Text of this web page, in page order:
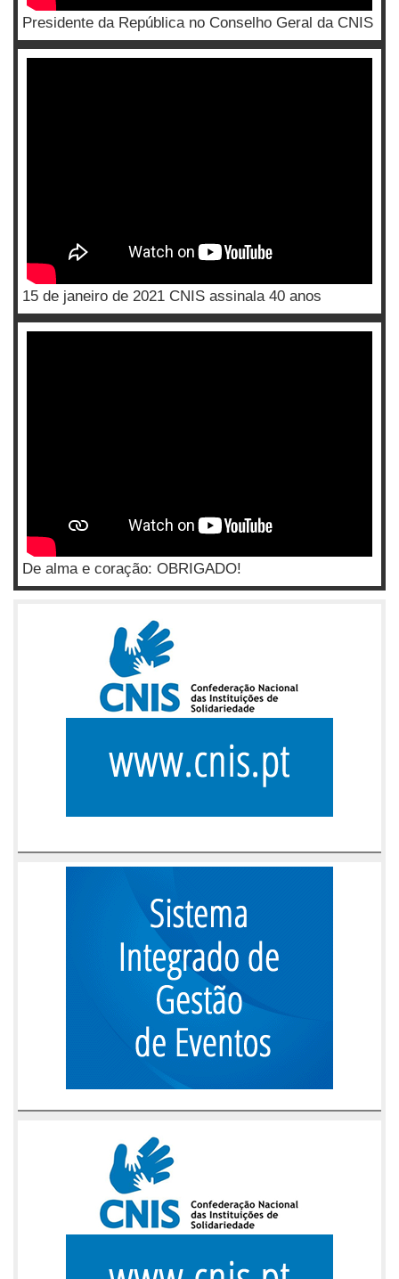
Presidente da República no Conselho Geral da CNIS
15 de janeiro de 2021 CNIS assinala 40 anos
De alma e coração: OBRIGADO!